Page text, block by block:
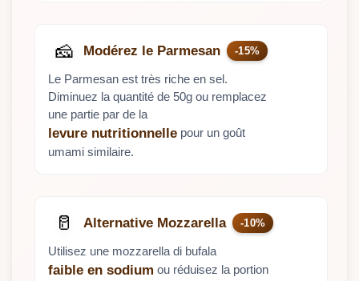
🧀 Modérez le Parmesan -15%
Le Parmesan est très riche en sel.
Diminuez la quantité de 50g ou remplacez
une partie par de la
levure nutritionnelle pour un goût
umami similaire.
🥛 Alternative Mozzarella -10%
Utilisez une mozzarella di bufala
faible en sodium ou réduisez la portion